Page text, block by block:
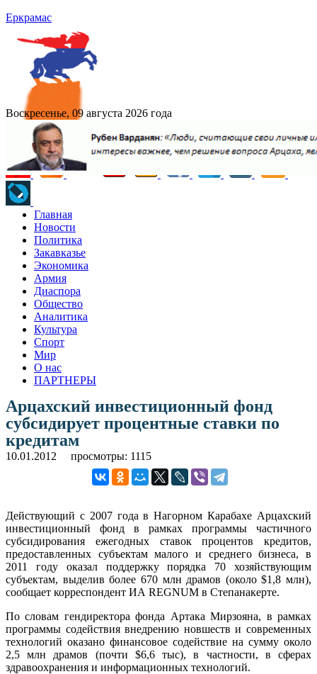
Еркрамас
Воскресенье, 09 августа 2026 года
Главная
Новости
Политика
Закавказье
Экономика
Армия
Диаспора
Общество
Аналитика
Культура
Спорт
Мир
О нас
ПАРТНЕРЫ
Арцахский инвестиционный фонд
субсидирует процентные ставки по
кредитам
10.01.2012 просмотры: 1115
Действующий с 2007 года в Нагорном Карабахе Арцахский
инвестиционный фонд в рамках программы частичного
субсидирования ежегодных ставок процентов кредитов,
предоставленных субъектам малого и среднего бизнеса, в
2011 году оказал поддержку порядка 70 хозяйствующим
субъектам, выделив более 670 млн драмов (около $1,8 млн),
сообщает корреспондент ИА REGNUM в Степанакерте.
По словам гендиректора фонда Артака Мирзояна, в рамках
программы содействия внедрению новшеств и современных
технологий оказано финансовое содействие на сумму около
2,5 млн драмов (почти $6,6 тыс), в частности, в сферах
здравоохранения и информационных технологий.